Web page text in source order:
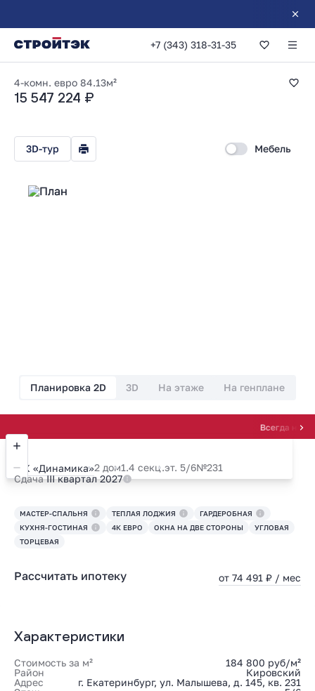
+7 (343) 318-31-35
3-комнатная
4-комн. евро 84.13м²
15 547 224 ₽
Всегда на высоте!
3D-тур Мебель
Планировка 2D 3D На этаже На генплане
ЖК «Динамика»2 дом1.4 секц.эт. 5/6№231
СдачаIII квартал 2027
МАСТЕР-СПАЛЬНЯ ТЕПЛАЯ ЛОДЖИЯ
ГАРДЕРОБНАЯ
КУХНЯ-ГОСТИНАЯ
4К ЕВРО ОКНА НА ДВЕ СТОРОНЫ
УГЛОВАЯ
ТОРЦЕВАЯ
Рассчитать ипотеку от 74 491 ₽ / мес
Характеристики
Стоимость за м²
184 800 руб/м²
Район
Кировский
Адрес
г. Екатеринбург, ул. Малышева, д. 145, кв. 231